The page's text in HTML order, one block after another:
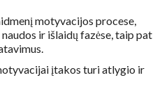
motyvacijos procese,
ir išlaidų fazėse, taip pat
įtakos turi atlygio ir